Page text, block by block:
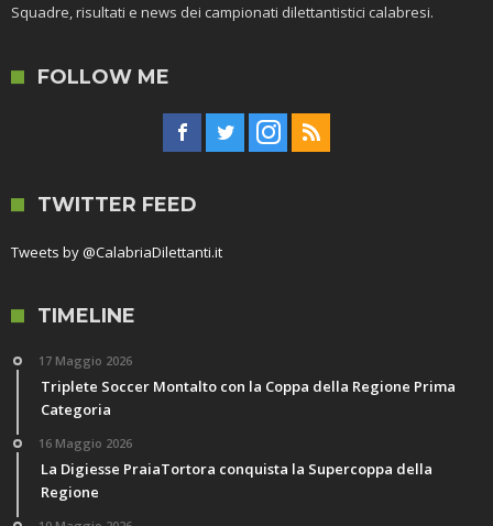
Squadre, risultati e news dei campionati dilettantistici calabresi.
FOLLOW ME
TWITTER FEED
Tweets by @CalabriaDilettanti.it
TIMELINE
17 Maggio 2026
Triplete Soccer Montalto con la Coppa della Regione Prima
Categoria
16 Maggio 2026
La Digiesse PraiaTortora conquista la Supercoppa della
Regione